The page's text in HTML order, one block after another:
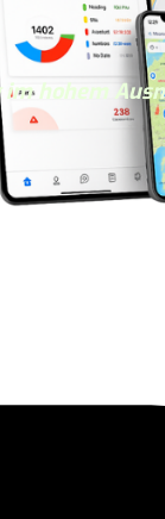
hohem